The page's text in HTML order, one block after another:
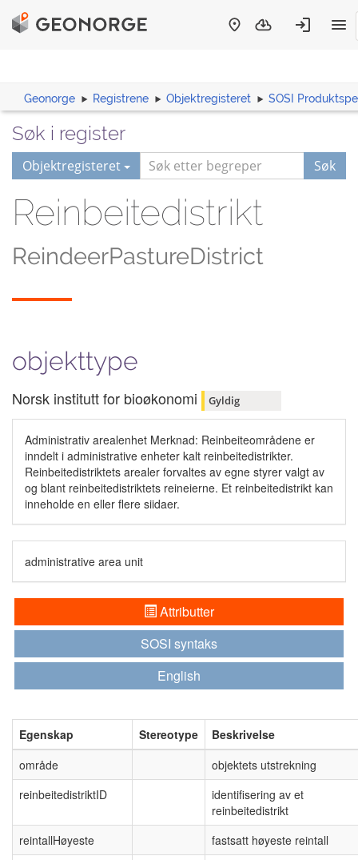
Geonorge Registrene Objektregisteret SOSI
Søk i register
Objektregisteret Søk
Reinbeitedistrikt
ReindeerPastureDistrict
objekttype
Norsk institutt for bioøkonomi Gyldig
Administrativ arealenhet Merknad: Reinbeiteområdene er
inndelt i administrative enheter kalt reinbeitedistrikter.
Reinbeitedistriktets arealer forvaltes av egne styrer valgt av
og blant reinbeitedistriktets reineierne. Et reinbeitedistrikt kan
inneholde en eller flere siidaer.
administrative area unit
Attributter
SOSI syntaks
English
Egenskap Stereotype
Beskrivelse
område
objektets utstrekning
reinbeitedistriktID
identifisering av et
reinbeitedistrikt
reintallHøyeste
fastsatt høyeste reintall